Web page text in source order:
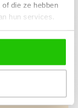
die ze hebben
hun services.